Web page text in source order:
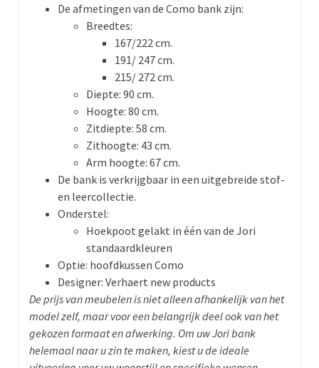
De afmetingen van de Como bank zijn:
Breedtes:
167/222 cm.
191/ 247 cm.
215/ 272 cm.
Diepte: 90 cm.
Hoogte: 80 cm.
Zitdiepte: 58 cm.
Zithoogte: 43 cm.
Arm hoogte: 67 cm.
De bank is verkrijgbaar in een uitgebreide stof-
en leercollectie.
Onderstel:
Hoekpoot gelakt in één van de Jori
standaardkleuren
Optie: hoofdkussen Como
Designer: Verhaert new products
De prijs van meubelen is niet alleen afhankelijk van het
model zelf, maar voor een belangrijk deel ook van het
gekozen formaat en afwerking. Om uw Jori bank
helemaal naar u zin te maken, kiest u de ideale